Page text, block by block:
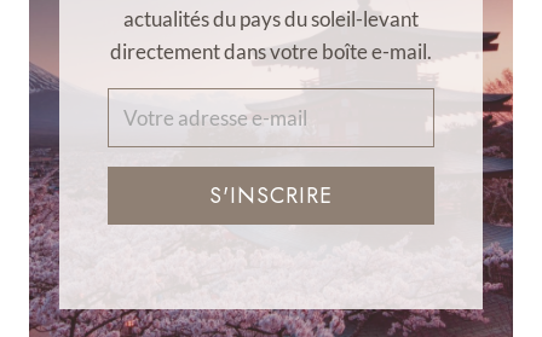
actualités du pays du soleil-levant
directement dans votre boîte e-mail.
S'INSCRIRE